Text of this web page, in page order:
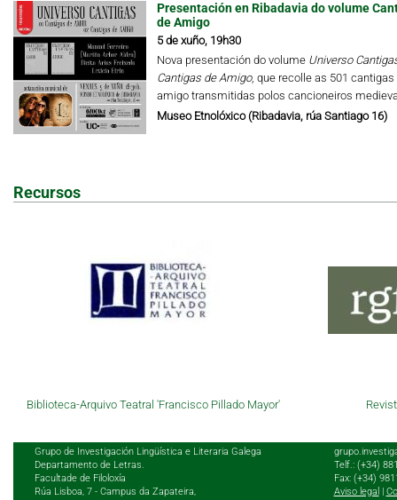
Presentación en Ribadavia do volume
de Amigo
5 de xuño, 19h30
Nova presentación do volume Universo
Cantigas de Amigo, que recolle as 501 cantigas
amigo transmitidas polos cancioneiros
Museo Etnolóxico (Ribadavia, rúa Santiago 16)
Recursos
Biblioteca-Arquivo Teatral 'Francisco Pillado Mayor'
Grupo de Investigación Lingüística e Literaria Galega
Departamento de Letras.
Facultade de Filoloxía
Rúa Lisboa, 7 - Campus da Zapateira,
Telf.: (+34)
Fax: (+34)
Aviso legal |